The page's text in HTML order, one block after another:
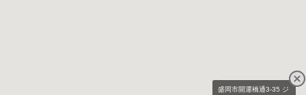
盛岡市開運橋通3-35 ジ